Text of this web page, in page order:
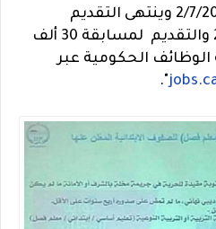
يبدأ تقديم الاوراق يوم 2/7/2022 وينتهى التقديم
اوتوماتيك يوم 24/7/2022 والتقديم لمسابقة 30 ألف
الوظائف الحكومية عبر
".